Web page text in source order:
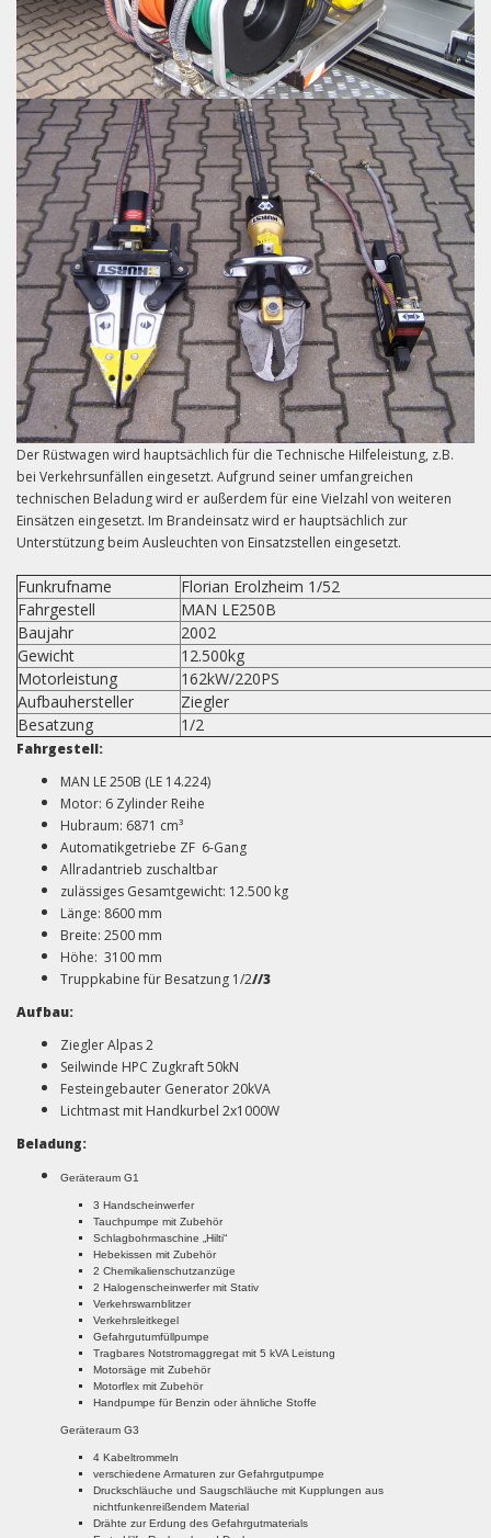
Der Rüstwagen wird hauptsächlich für die Technische Hilfeleistung, z.B.
bei Verkehrsunfällen eingesetzt. Aufgrund seiner umfangreichen
technischen Beladung wird er außerdem für eine Vielzahl von weiteren
Einsätzen eingesetzt. Im Brandeinsatz wird er hauptsächlich zur
Unterstützung beim Ausleuchten von Einsatzstellen eingesetzt.
Funkrufname
Florian Erolzheim 1/52
Fahrgestell
MAN LE250B
Baujahr
2002
Gewicht
12.500kg
Motorleistung
162kW/220PS
Aufbauhersteller
Ziegler
Besatzung
1/2
Fahrgestell:
MAN LE 250B (LE 14.224)
Motor: 6 Zylinder Reihe
Hubraum: 6871 cm³
Automatikgetriebe ZF 6-Gang
Allradantrieb zuschaltbar
zulässiges Gesamtgewicht: 12.500 kg
Länge: 8600 mm
Breite: 2500 mm
Höhe: 3100 mm
Truppkabine für Besatzung 1/2//3
Aufbau:
Ziegler Alpas 2
Seilwinde HPC Zugkraft 50kN
Festeingebauter Generator 20kVA
Lichtmast mit Handkurbel 2x1000W
Beladung:
Geräteraum G1
3 Handscheinwerfer
Tauchpumpe mit Zubehör
Schlagbohrmaschine „Hilti“
Hebekissen mit Zubehör
2 Chemikalienschutzanzüge
2 Halogenscheinwerfer mit Stativ
Verkehrswarnblitzer
Verkehrsleitkegel
Gefahrgutumfüllpumpe
Tragbares Notstromaggregat mit 5 kVA Leistung
Motorsäge mit Zubehör
Motorflex mit Zubehör
Handpumpe für Benzin oder ähnliche Stoffe
Geräteraum G3
4 Kabeltrommeln
verschiedene Armaturen zur Gefahrgutpumpe
Druckschläuche und Saugschläuche mit Kupplungen aus
nichtfunkenreißendem Material
Drähte zur Erdung des Gefahrgutmaterials